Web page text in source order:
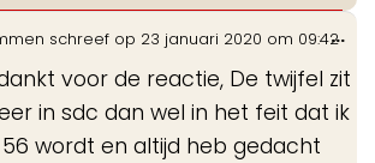
schreef op 23 januari 2020 om 09:42
voor de reactie, De twijfel zit
in sdc dan wel in het feit dat ik
wordt en altijd heb gedacht
...